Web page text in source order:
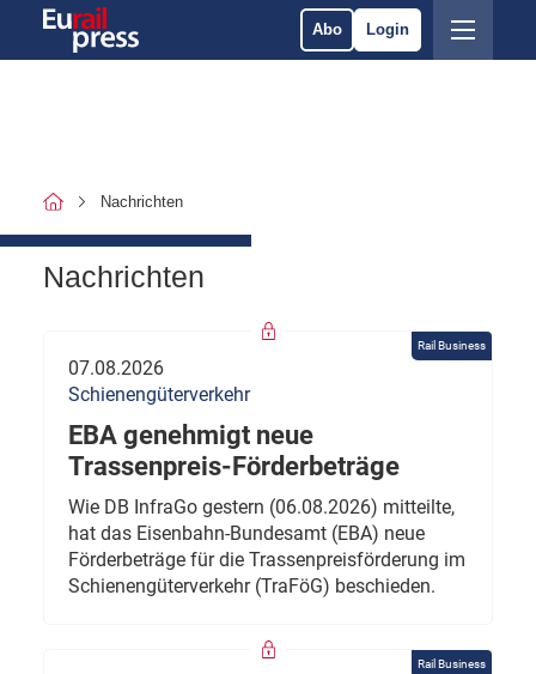
Abo Login
Nachrichten
Nachrichten
Rail Business
07.08.2026
Schienengüterverkehr
EBA genehmigt neue
Trassenpreis-Förderbeträge
Wie DB InfraGo gestern (06.08.2026) mitteilte,
hat das Eisenbahn-Bundesamt (EBA) neue
Förderbeträge für die Trassenpreisförderung im
Schienengüterverkehr (TraFöG) beschieden.
Rail Business